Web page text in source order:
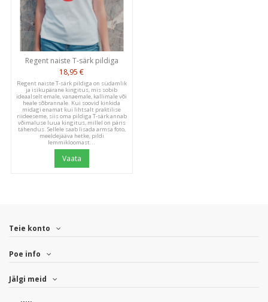
Jana P.
Verified Buyer
Kôik oli täpselt nii nagu
Kôik oli täpselt nii nagu tellisin. Töö kiire ja täpne
Gerli K.
Regent naiste T-särk pildiga
18,95 €
Regent naiste T-särk pildiga on südamlik
ja isikupärane kingitus, mis sobib
ideaalselt emale, vanaemale, kallimale või
heale sõbrannale. Kui soovid kinkida
midagi enamat kui lihtsalt praktilise
riideeseme, siis oma pildiga T-särk annab
võimaluse luua kingitus, millel on päris
tähendus. Sellele saab lisada armsa foto,
meeldejääva hetke, pildi
lemmikloomast...
Vaata
Teie konto
Poe info
Jälgi meid